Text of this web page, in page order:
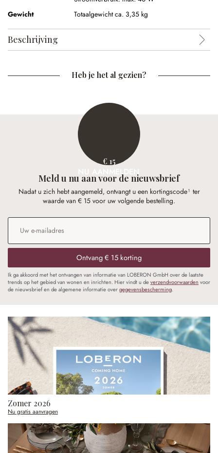
Gewicht
Totaalgewicht ca. 3,35 kg
Beschrijving
Heb je het al gezien?
€ 15
NU AANMELDEN
Meld u nu aan voor de nieuwsbrief
Nadat u zich hebt aangemeld, ontvangt u een kortingscode¹ ter
waarde van € 15 voor uw volgende bestelling.
E-mailadres
Ontvang € 15 korting
Ik ga akkoord met het ontvangen van informatie van LOBERON GmbH over de laatste
trends op het gebied van wonen en inrichten. Hier vindt u deverzendvoorwaarden voor
de nieuwsbrief en de algemene informatie overgegevensbescherming.
Zomer 2026
Nu gratis aanvragen